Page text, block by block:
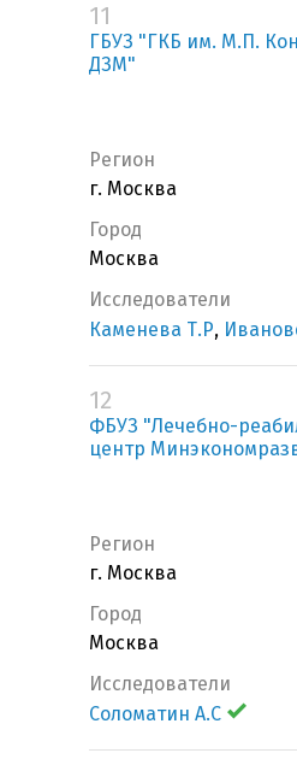
11
ГБУЗ "ГКБ им. М.П.
ДЗМ"
Регион
г. Москва
Город
Москва
Исследователи
Каменева Т.Р,
12
ФБУЗ "Лечебно-
центр
Регион
г. Москва
Город
Москва
Исследователи
Соломатин А.С